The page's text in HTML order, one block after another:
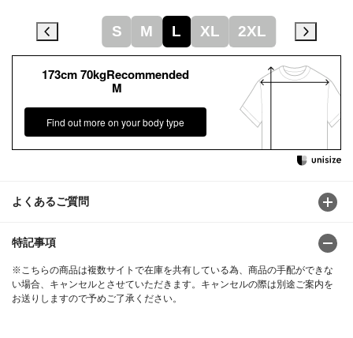
よくあるご質問
特記事項
※こちらの商品は複数サイトで在庫を共有している為、商品の手配ができな
い場合、キャンセルとさせていただきます。キャンセルの際は別途ご案内を
お送りしますので予めご了承ください。
173cm 70kgRecommended
M
Find out more on your body type
S M L XL 2XL